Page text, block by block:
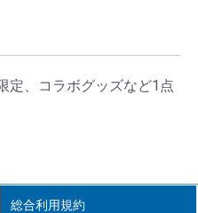
定、コラボグッズなど1点
総合利用規約